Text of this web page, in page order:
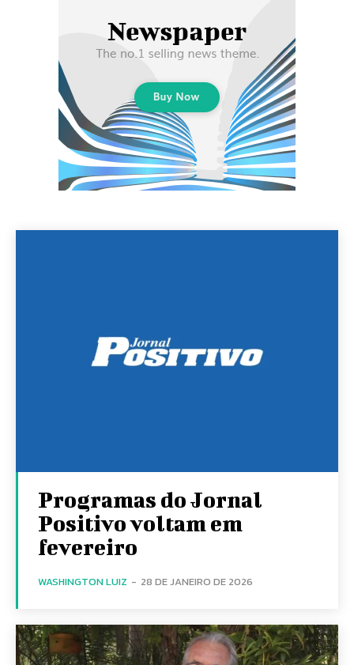
Programas do Jornal
Positivo voltam em
fevereiro
WASHINGTON LUIZ - 28 DE JANEIRO DE 2026